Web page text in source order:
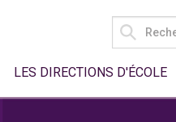
SEARCH
FOR:
LES DIRECTIONS D'ÉCOLE